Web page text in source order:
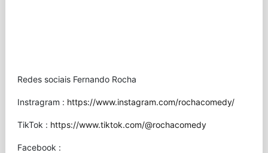
Redes sociais Fernando Rocha
Instragram : https://www.instagram.com/rochacomedy/
TikTok : https://www.tiktok.com/@rochacomedy
Facebook :